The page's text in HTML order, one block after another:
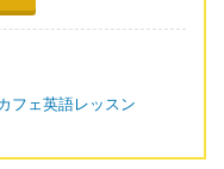
フェ英語レッスン